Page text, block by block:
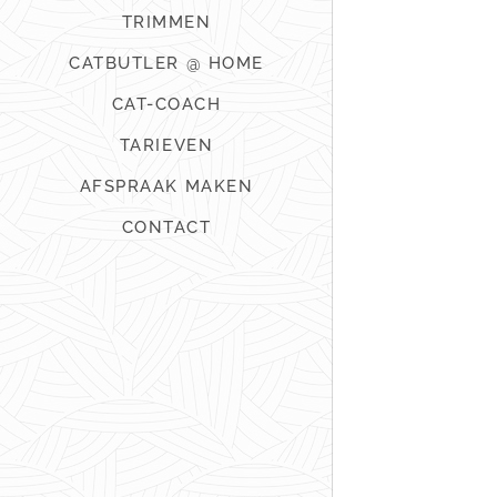
TRIMMEN
CATBUTLER @ HOME
CAT-COACH
TARIEVEN
AFSPRAAK MAKEN
CONTACT